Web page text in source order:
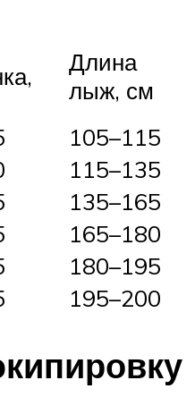
Длина
лыж, см
105–115
115–135
135–165
165–180
180–195
195–200